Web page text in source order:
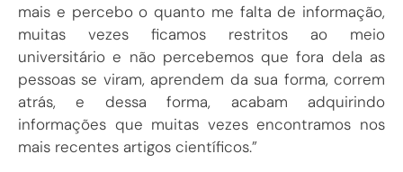
mais e percebo o quanto me falta de informação,
muitas vezes ficamos restritos ao meio
universitário e não percebemos que fora dela as
pessoas se viram, aprendem da sua forma, correm
atrás, e dessa forma, acabam adquirindo
informações que muitas vezes encontramos nos
mais recentes artigos científicos.”